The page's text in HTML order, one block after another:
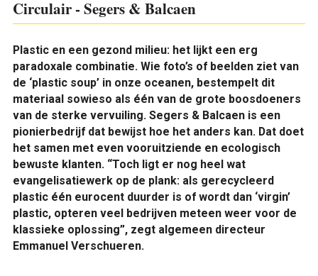
Circulair - Segers & Balcaen
Plastic en een gezond milieu: het lijkt een erg
paradoxale combinatie. Wie foto’s of beelden ziet van
de ‘plastic soup’ in onze oceanen, bestempelt dit
materiaal sowieso als één van de grote boosdoeners
van de sterke vervuiling. Segers & Balcaen is een
pionierbedrijf dat bewijst hoe het anders kan. Dat doet
het samen met even vooruitziende en ecologisch
bewuste klanten. “Toch ligt er nog heel wat
evangelisatiewerk op de plank: als gerecycleerd
plastic één eurocent duurder is of wordt dan ‘virgin’
plastic, opteren veel bedrijven meteen weer voor de
klassieke oplossing”, zegt algemeen directeur
Emmanuel Verschueren.